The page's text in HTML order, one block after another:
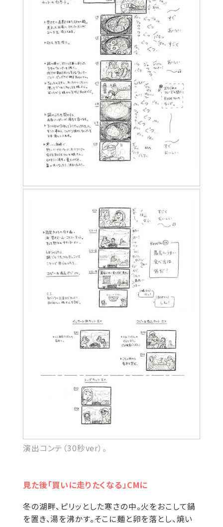
演出コンテ（30秒ver）。
見た後「買いに走りたくなる」CMに
冬の湖畔、ピリッとした寒さの中。火をおこして鍋
を置き、湯を沸かす。そこに麺と卵を落とし、焼い